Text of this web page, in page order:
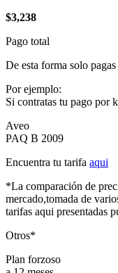
$3,238
Pago total
De esta forma solo
Por ejemplo:
Si contratas tu pago por
Aveo
PAQ B 2009
Encuentra tu tarifa aqui
*La comparación de
mercado,tomada de
tarifas aqui presentadas
Otros*
Plan forzoso